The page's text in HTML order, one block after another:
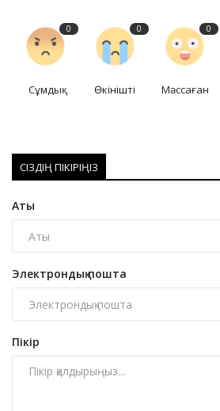
0
Сұмдық
0
Өкінішті
0
Мәссаған
СІЗДІҢ ПІКІРІҢІЗ
Аты
Электрондық пошта
Пікір